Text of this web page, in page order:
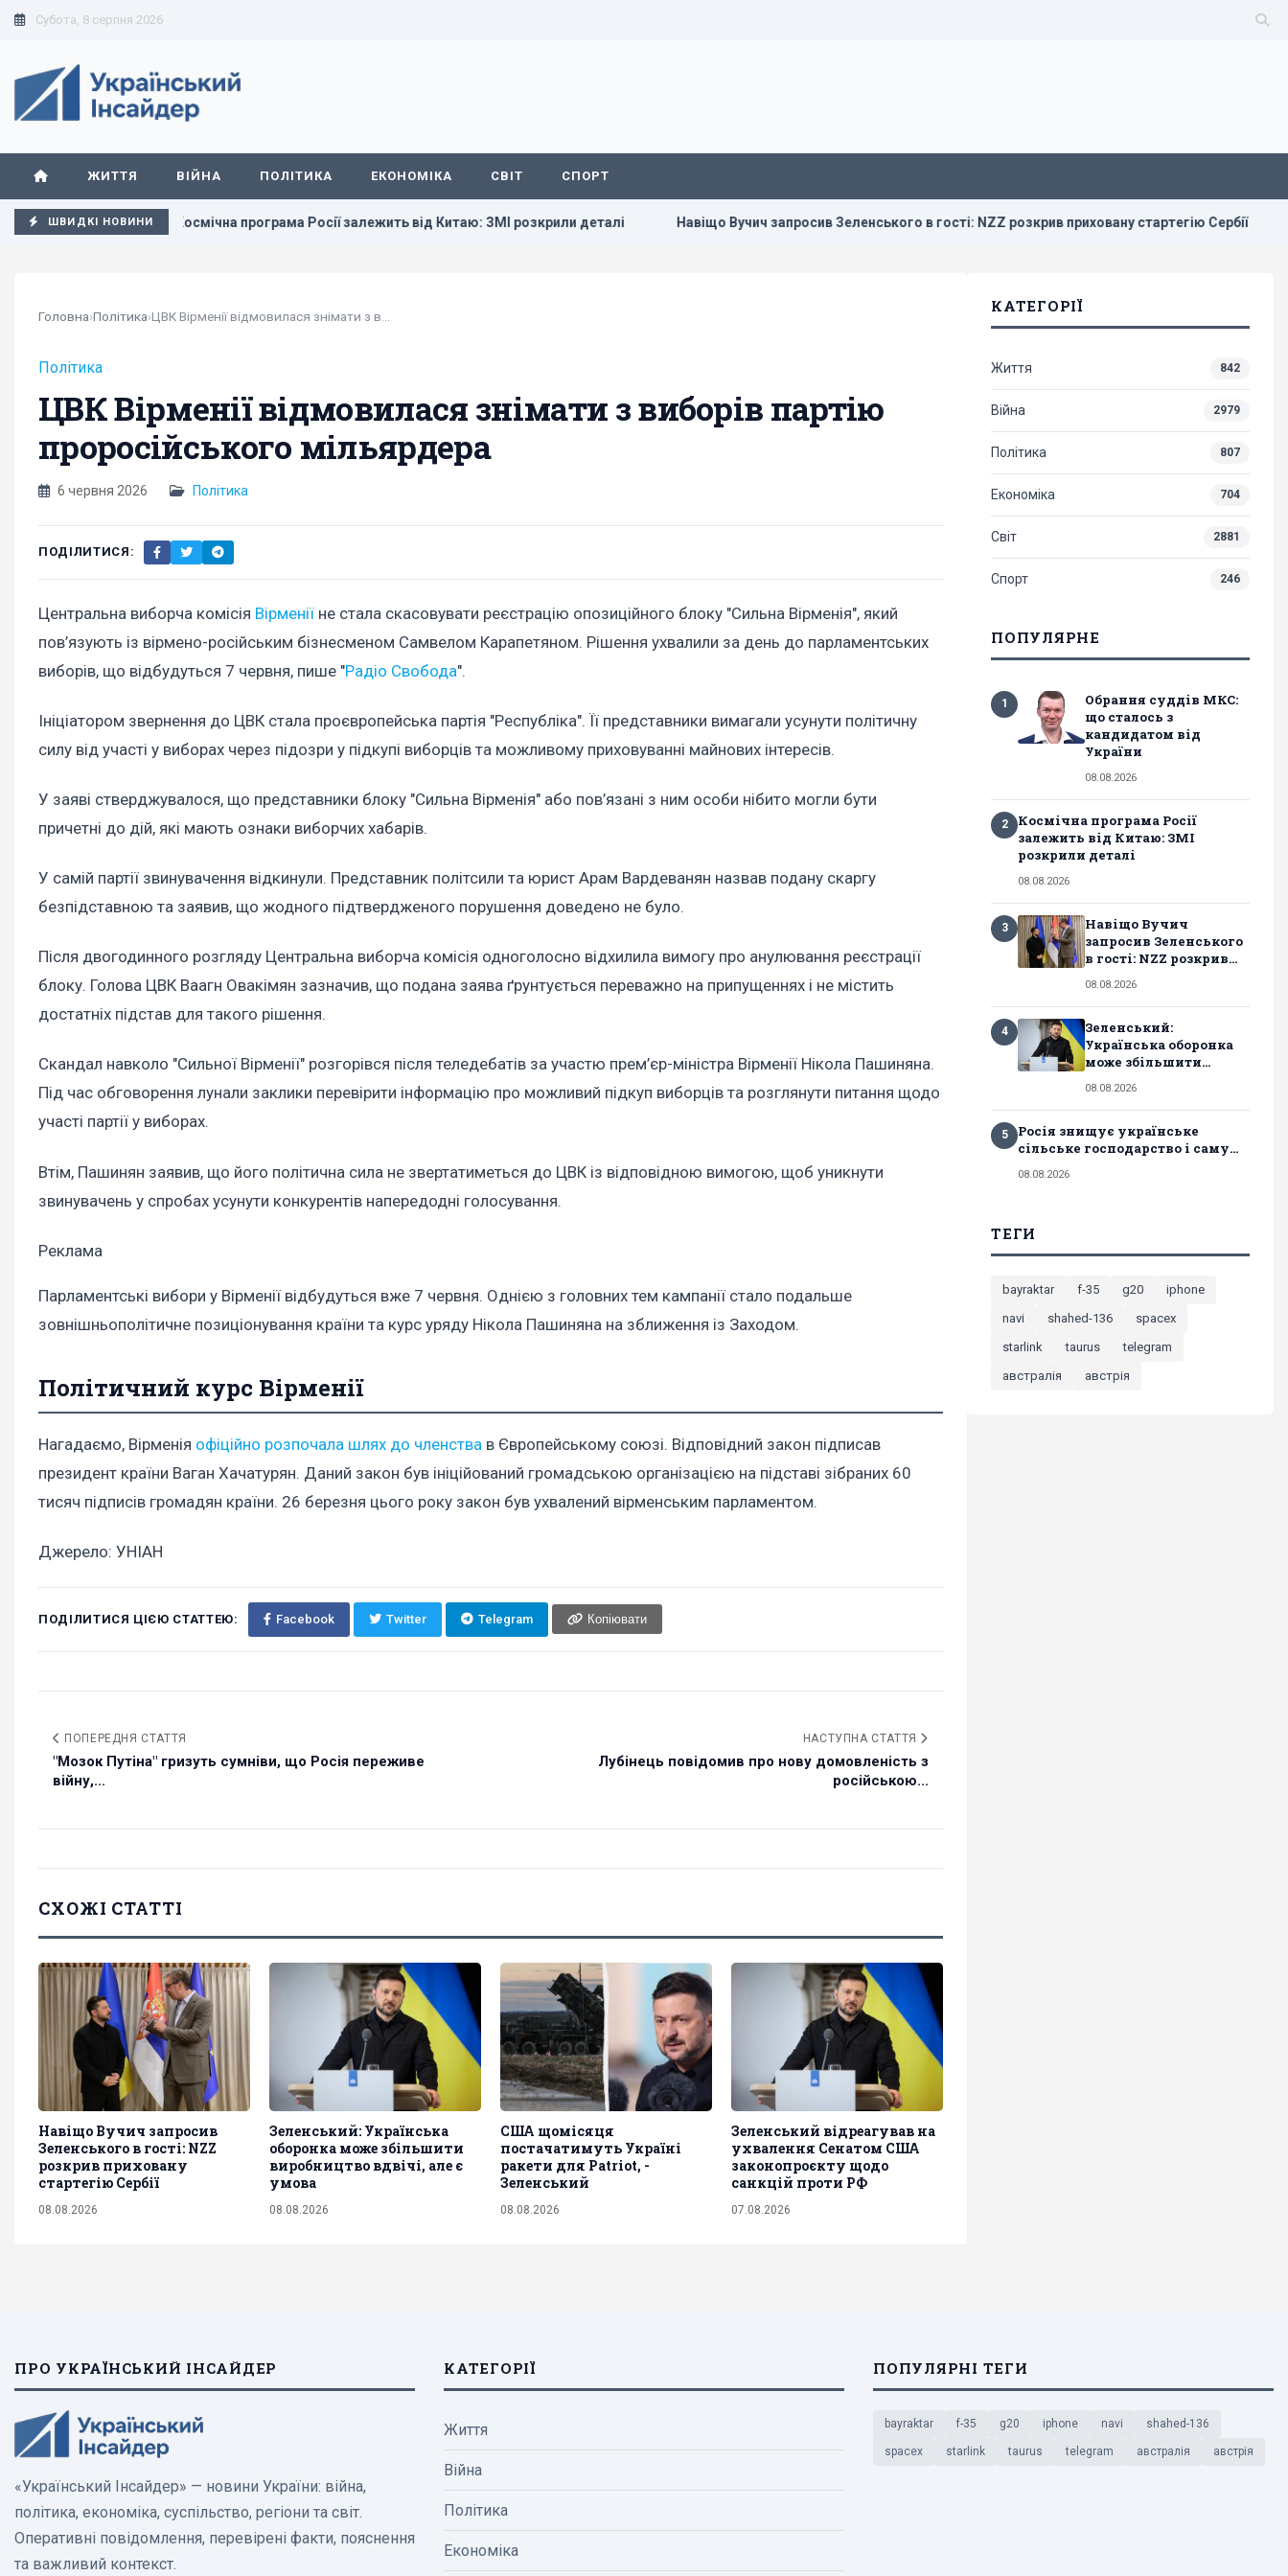
Субота, 8 серпня 2026
ЖИТТЯ ВІЙНА ПОЛІТИКА ЕКОНОМІКА СВІТ СПОРТ
ШВИДКІ НОВИНИ
України Космічна програма Росії залежить від Китаю: ЗМІ розкрили деталі Навіщо Вучич запросив Зеленського в гості: NZZ розкрив приховану стартегію Сербії
Головна›Політика›
Політика
ЦВК Вірменії відмовилася знімати з виборів партію
проросійського мільярдера
6 червня 2026 Політика
ПОДІЛИТИСЯ:
Центральна виборча комісія Вірменії не стала скасовувати реєстрацію опозиційного блоку "Сильна Вірменія", який
пов’язують із вірмено-російським бізнесменом Самвелом Карапетяном. Рішення ухвалили за день до парламентських
виборів, що відбудуться 7 червня, пише "Радіо Свобода".
Ініціатором звернення до ЦВК стала проєвропейська партія "Республіка". Її представники вимагали усунути політичну
силу від участі у виборах через підозри у підкупі виборців та можливому приховуванні майнових інтересів.
У заяві стверджувалося, що представники блоку "Сильна Вірменія" або пов’язані з ним особи нібито могли бути
причетні до дій, які мають ознаки виборчих хабарів.
У самій партії звинувачення відкинули. Представник політсили та юрист Арам Вардеванян назвав подану скаргу
безпідставною та заявив, що жодного підтвердженого порушення доведено не було.
Після двогодинного розгляду Центральна виборча комісія одноголосно відхилила вимогу про анулювання реєстрації
блоку. Голова ЦВК Ваагн Овакімян зазначив, що подана заява ґрунтується переважно на припущеннях і не містить
достатніх підстав для такого рішення.
Скандал навколо "Сильної Вірменії" розгорівся після теледебатів за участю прем’єр-міністра Вірменії Нікола Пашиняна.
Під час обговорення лунали заклики перевірити інформацію про можливий підкуп виборців та розглянути питання щодо
участі партії у виборах.
Втім, Пашинян заявив, що його політична сила не звертатиметься до ЦВК із відповідною вимогою, щоб уникнути
звинувачень у спробах усунути конкурентів напередодні голосування.
Реклама
Парламентські вибори у Вірменії відбудуться вже 7 червня. Однією з головних тем кампанії стало подальше
зовнішньополітичне позиціонування країни та курс уряду Нікола Пашиняна на зближення із Заходом.
Політичний курс Вірменії
Нагадаємо, Вірменія офіційно розпочала шлях до членства в Європейському союзі. Відповідний закон підписав
президент країни Ваган Хачатурян. Даний закон був ініційований громадською організацією на підставі зібраних 60
тисяч підписів громадян країни. 26 березня цього року закон був ухвалений вірменським парламентом.
Джерело: УНІАН
ПОДІЛИТИСЯ ЦІЄЮ СТАТТЕЮ: Facebook Twitter Telegram Копіювати
ПОПЕРЕДНЯ СТАТТЯ
"Мозок Путіна" гризуть сумніви, що Росія переживе
війну,...
НАСТУПНА СТАТТЯ
Лубінець повідомив про нову домовленість з
російською...
СХОЖІ СТАТТІ
Навіщо Вучич запросив
Зеленського в гості: NZZ
розкрив приховану
стартегію Сербії
08.08.2026
Зеленський: Українська
оборонка може збільшити
виробництво вдвічі, але є
умова
08.08.2026
США щомісяця
постачатимуть Україні
ракети для Patriot, -
Зеленський
08.08.2026
Зеленський відреагував на
ухвалення Сенатом США
законопроєкту щодо
санкцій проти РФ
07.08.2026
КАТЕГОРІЇ
Життя 842
Війна 2979
Політика 807
Економіка 704
Світ 2881
Спорт 246
ПОПУЛЯРНЕ
1
Обрання суддів МКС:
що сталось з
кандидатом від
України
08.08.2026
2
Космічна програма Росії
залежить від Китаю: ЗМІ
розкрили деталі
08.08.2026
3
Навіщо Вучич
запросив Зеленського
в гості: NZZ розкрив...
08.08.2026
4
Зеленський:
Українська оборонка
може збільшити...
08.08.2026
5
Росія знищує українське
сільське господарство і саму...
08.08.2026
ТЕГИ
bayraktar f-35 g20
iphone
navi
shahed-136
spacex
starlink
taurus
telegram
австралія
австрія
ПРО УКРАЇНСЬКИЙ ІНСАЙДЕР
«Український Інсайдер» — новини України: війна,
політика, економіка, суспільство, регіони та світ.
Оперативні повідомлення, перевірені факти, пояснення
та важливий контекст.
КАТЕГОРІЇ
Життя
Війна
Політика
Економіка
ПОПУЛЯРНІ ТЕГИ
bayraktar f-35 g20 iphone navi shahed-136
spacex starlink taurus telegram австралія австрія